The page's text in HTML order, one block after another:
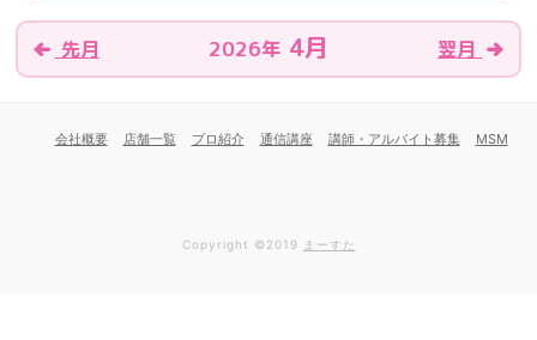
先月 2026年 4月 翌月
会社概要 店舗一覧 プロ紹介 通信講座 講師・アルバイト募集 MSM
Copyright ©2019 まーすた